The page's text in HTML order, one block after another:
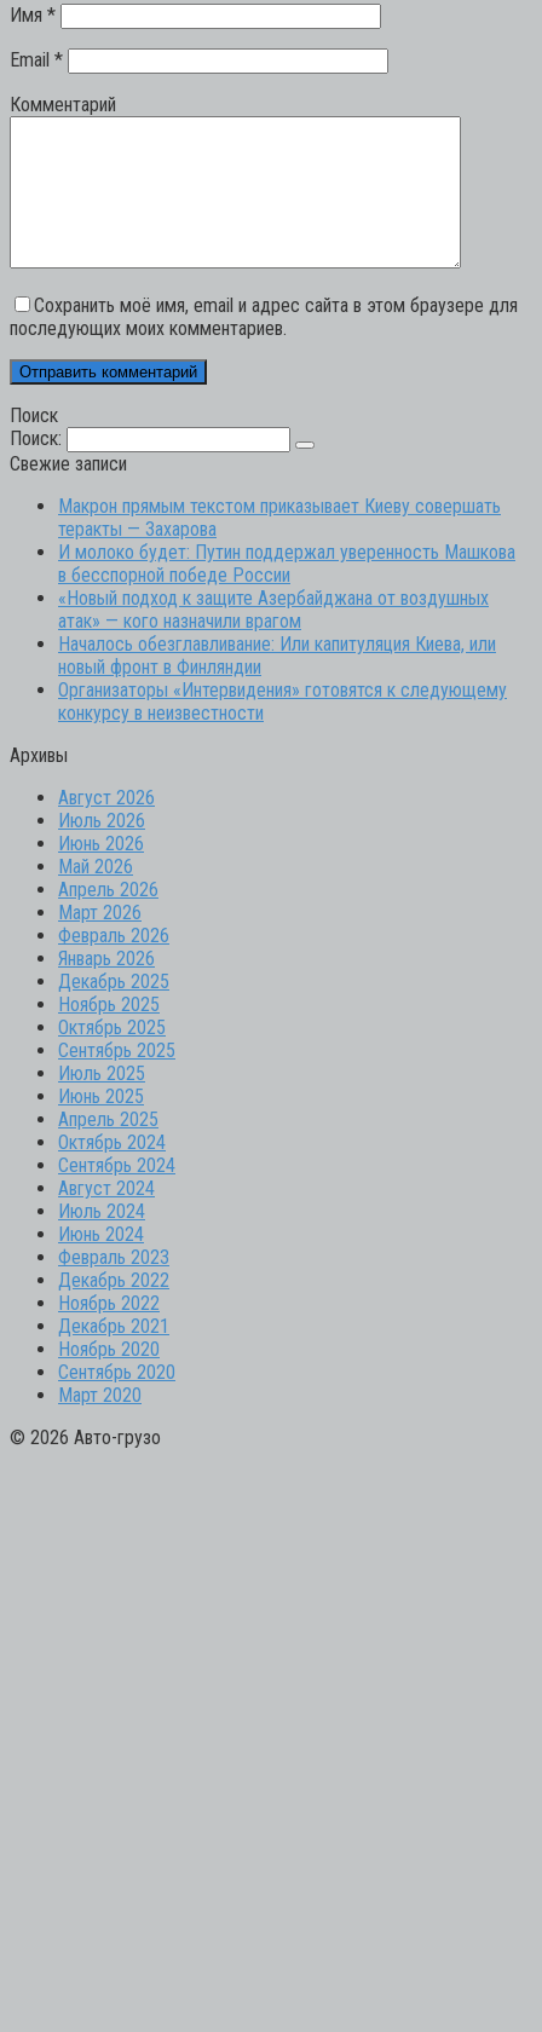
Имя *
Email *
Комментарий
Сохранить моё имя, email и адрес сайта в этом браузере для
последующих моих комментариев.
Поиск
Поиск:
Свежие записи
Макрон прямым текстом приказывает Киеву совершать
теракты — Захарова
И молоко будет: Путин поддержал уверенность Машкова
в бесспорной победе России
«Новый подход к защите Азербайджана от воздушных
атак» — кого назначили врагом
Началось обезглавливание: Или капитуляция Киева, или
новый фронт в Финляндии
Организаторы «Интервидения» готовятся к следующему
конкурсу в неизвестности
Архивы
Август 2026
Июль 2026
Июнь 2026
Май 2026
Апрель 2026
Март 2026
Февраль 2026
Январь 2026
Декабрь 2025
Ноябрь 2025
Октябрь 2025
Сентябрь 2025
Июль 2025
Июнь 2025
Апрель 2025
Октябрь 2024
Сентябрь 2024
Август 2024
Июль 2024
Июнь 2024
Февраль 2023
Декабрь 2022
Ноябрь 2022
Декабрь 2021
Ноябрь 2020
Сентябрь 2020
Март 2020
© 2026 Авто-грузо